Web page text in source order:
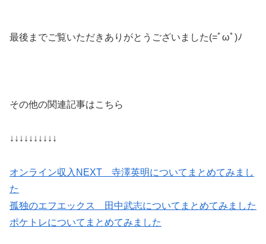
最後までご覧いただきありがとうございました(=ﾟωﾟ)ﾉ
その他の関連記事はこちら
↓↓↓↓↓↓↓↓↓↓
オンライン収入NEXT 寺澤英明についてまとめてみまし
た
孤独のエフエックス 田中武志についてまとめてみました
ポケトレについてまとめてみました